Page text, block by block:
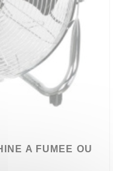
A FUMEE OU